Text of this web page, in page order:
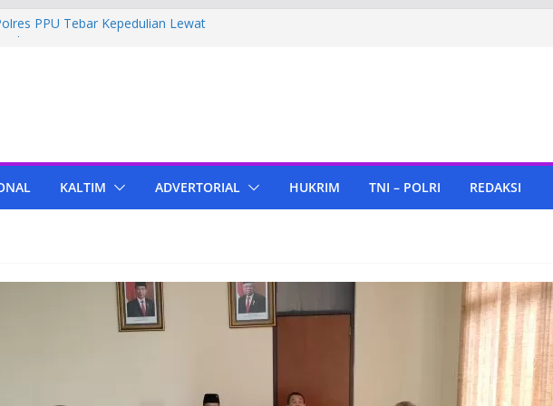
PPU Tebar Kepedulian Lewat
Cepu
di KIPP Karena Jual Air Mineral
Bupati PPU Dukung
Lampu, Polres PPU Ringkus Pria
KALTIM ADVERTORIAL HUKRIM TNI – POLRI REDAKSI